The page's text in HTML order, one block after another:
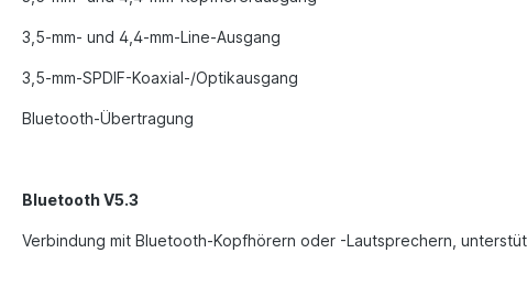
3,5-mm- und 4,4-mm-Line-Ausgang
3,5-mm-SPDIF-Koaxial-/Optikausgang
Bluetooth-Übertragung
Bluetooth V5.3
Verbindung mit Bluetooth-Kopfhörern oder -Lautsprechern,